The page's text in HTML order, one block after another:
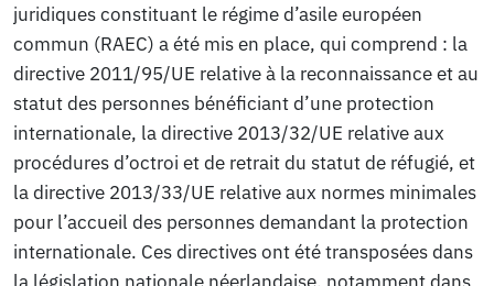
juridiques constituant le régime d’asile européen
commun (RAEC) a été mis en place, qui comprend : la
directive 2011/95/UE relative à la reconnaissance et au
statut des personnes bénéficiant d’une protection
internationale, la directive 2013/32/UE relative aux
procédures d’octroi et de retrait du statut de réfugié, et
la directive 2013/33/UE relative aux normes minimales
pour l’accueil des personnes demandant la protection
internationale. Ces directives ont été transposées dans